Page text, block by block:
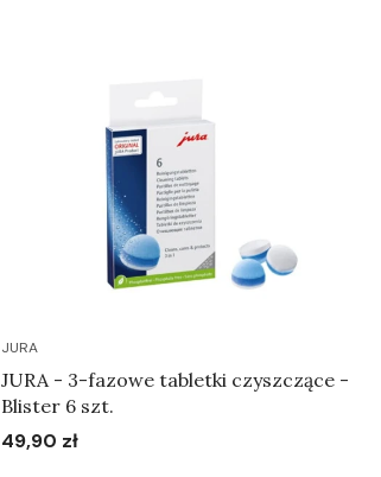
JURA
JURA - 3-fazowe tabletki czyszczące -
Blister 6 szt.
Cena
49,90 zł